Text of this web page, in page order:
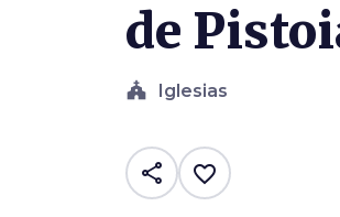
de
church Iglesias
share favorite_border